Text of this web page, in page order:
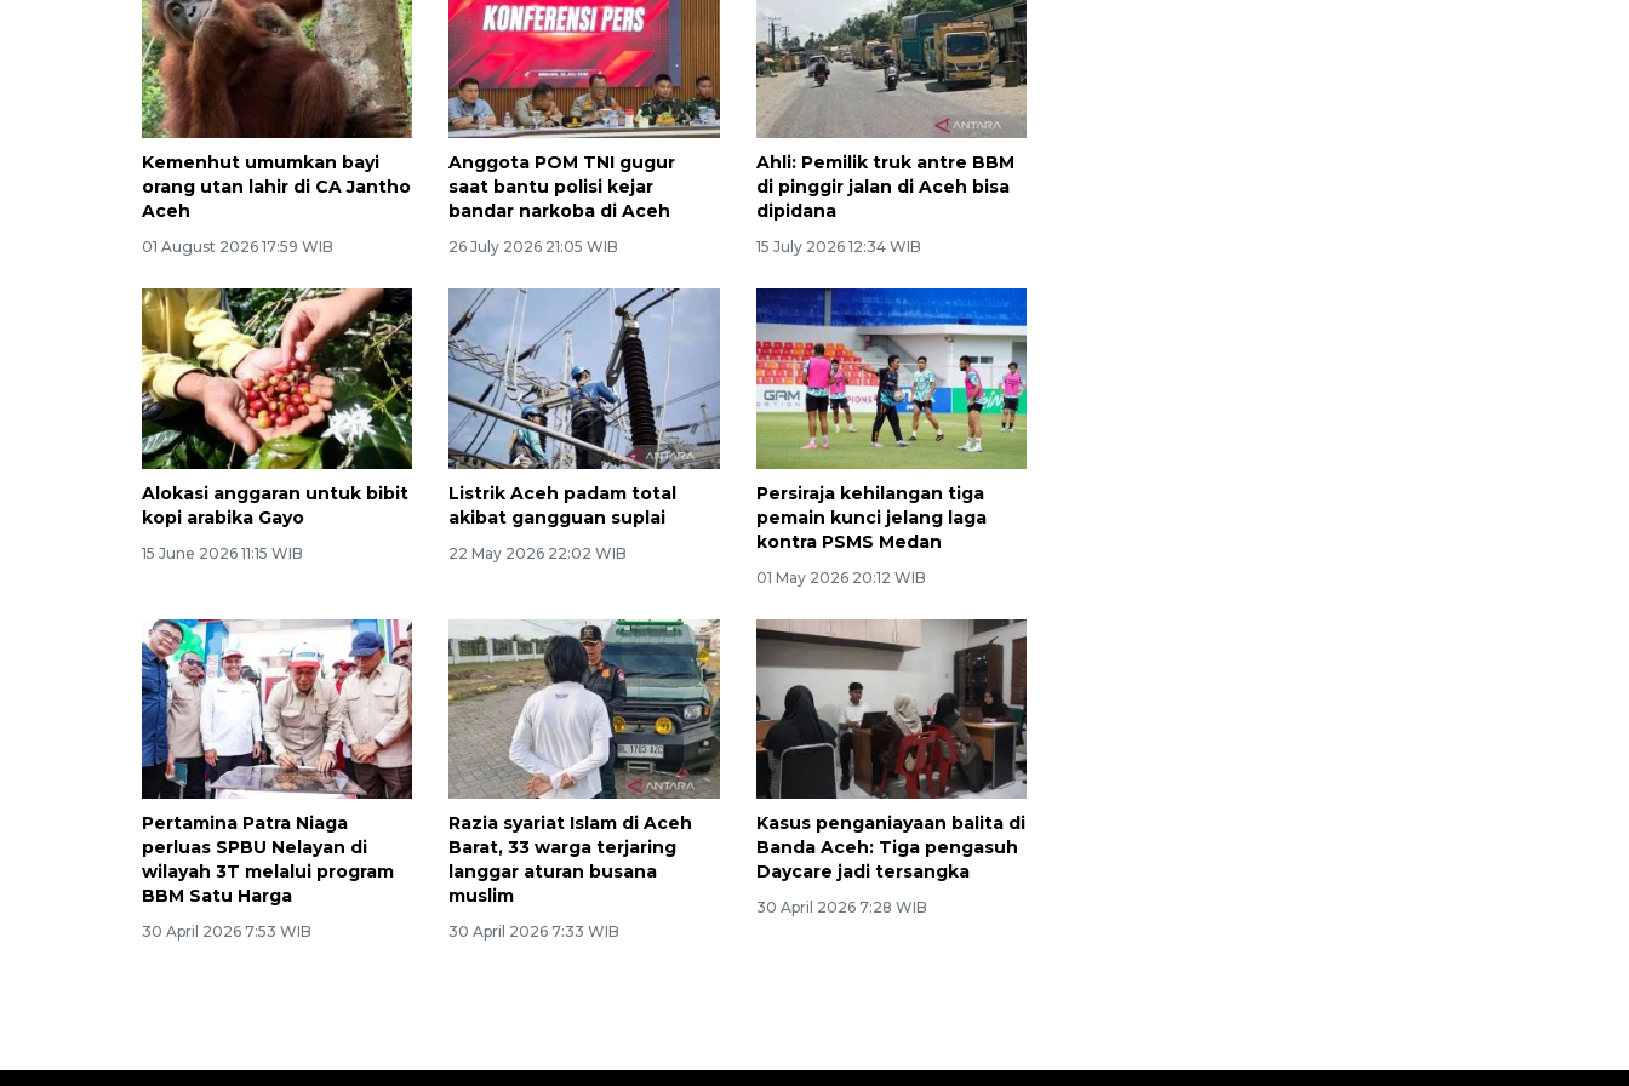
Kemenhut umumkan bayi
orang utan lahir di CA Jantho
Aceh
01 August 2026 17:59 WIB
Anggota POM TNI gugur
saat bantu polisi kejar
bandar narkoba di Aceh
26 July 2026 21:05 WIB
Ahli: Pemilik truk antre BBM
di pinggir jalan di Aceh bisa
dipidana
15 July 2026 12:34 WIB
Alokasi anggaran untuk bibit
kopi arabika Gayo
15 June 2026 11:15 WIB
Listrik Aceh padam total
akibat gangguan suplai
22 May 2026 22:02 WIB
Persiraja kehilangan tiga
pemain kunci jelang laga
kontra PSMS Medan
01 May 2026 20:12 WIB
Pertamina Patra Niaga
perluas SPBU Nelayan di
wilayah 3T melalui program
BBM Satu Harga
30 April 2026 7:53 WIB
Razia syariat Islam di Aceh
Barat, 33 warga terjaring
langgar aturan busana
muslim
30 April 2026 7:33 WIB
Kasus penganiayaan balita di
Banda Aceh: Tiga pengasuh
Daycare jadi tersangka
30 April 2026 7:28 WIB